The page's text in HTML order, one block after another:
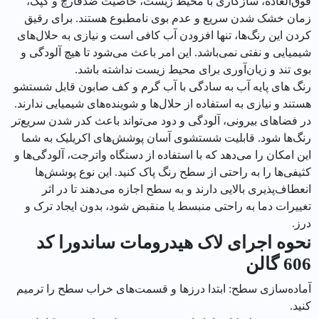
زمان خشک شدن سریع و عدم بوی نامطبوع هستند. برای رقیق
کردن این رنگ‌ها، تنها افزودن آب کافی است و نیازی به حلال‌های
شیمیایی و نفتی نمی‌باشد. این امر باعث می‌شود تا هیچ آلودگی و
بوی تند و زیان‌آوری برای محیط زیست نداشته باشد.
رنگ های پایه آب به سادگی با آب گرم و کف صابون قابل شستشو
هستند و نیازی به استفاده از حلال‌ها و شوینده‌های شیمیایی ندارند.
در فضاهای بیرونی، آلودگی و دود می‌تواند باعث کدر شدن سریع‌تر
رنگ‌ها شود. قابلیت شستشوی آسان پوشش‌های اکریلیک به شما
این امکان را می‌دهد که با استفاده از دستگاه واترجت، آلودگی‌ها و
کثیفی‌ها را به راحتی از سطح رنگ پاک کنید. این نوع پوشش‌ها
انعطاف‌پذیری بالایی دارند و به سطح اجازه می‌دهند تا در اثر
تغییرات دما به راحتی منبسط یا منقبض شود، بدون ایجاد ترک و
درز.
نحوه اجرای لاک هيدرومات ساندورا کد
606 گالن
آماده‌سازی سطح: ابتدا درزها و قسمت‌های خراب سطح را ترمیم
کنید.